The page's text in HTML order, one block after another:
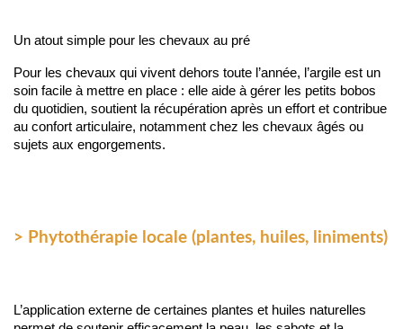
Un atout simple pour les chevaux au pré
Pour les chevaux qui vivent dehors toute l’année, l’argile est un
soin facile à mettre en place : elle aide à gérer les petits bobos
du quotidien, soutient la récupération après un effort et contribue
au confort articulaire, notamment chez les chevaux âgés ou
sujets aux engorgements.
> Phytothérapie locale (plantes, huiles, liniments)
L’application externe de certaines plantes et huiles naturelles